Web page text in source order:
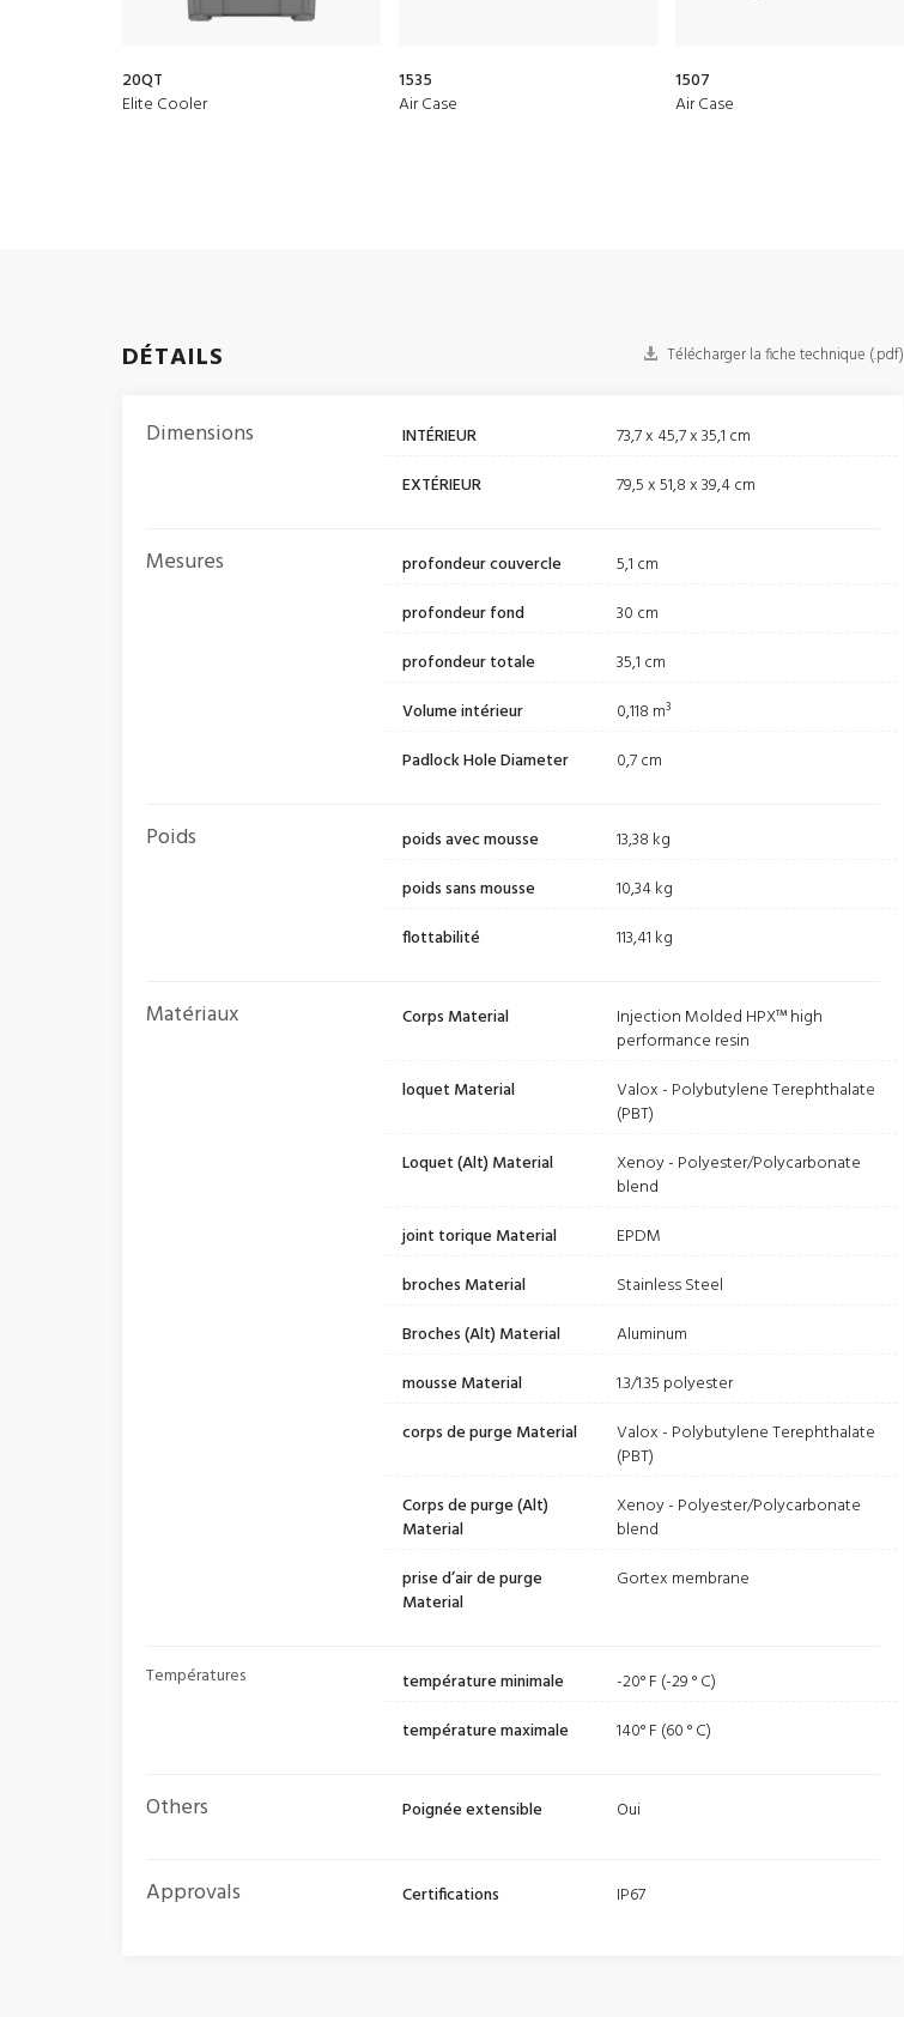
20QT
Elite Cooler
1535
Air Case
1507
Air Case
DÉTAILS Télécharger la fiche technique (.pdf)
Dimensions INTÉRIEUR
73,7 x 45,7 x 35,1 cm
EXTÉRIEUR
79,5 x 51,8 x 39,4 cm
Mesures profondeur couvercle
5,1 cm
profondeur fond
30 cm
profondeur totale
35,1 cm
Volume intérieur
0,118 m³
Padlock Hole Diameter
0,7 cm
Poids poids avec mousse
13,38 kg
poids sans mousse
10,34 kg
flottabilité
113,41 kg
Matériaux Corps Material
Injection Molded HPX™ high
performance resin
loquet Material
Valox - Polybutylene Terephthalate
(PBT)
Loquet (Alt) Material
Xenoy - Polyester/Polycarbonate
blend
joint torique Material
EPDM
broches Material
Stainless Steel
Broches (Alt) Material
Aluminum
mousse Material
1.3/1.35 polyester
corps de purge Material
Valox - Polybutylene Terephthalate
(PBT)
Corps de purge (Alt)
Material
Xenoy - Polyester/Polycarbonate
blend
prise d’air de purge
Material
Gortex membrane
Températures température minimale
-20° F (-29 ° C)
température maximale
140° F (60 ° C)
Others Poignée extensible Oui
Approvals Certifications IP67